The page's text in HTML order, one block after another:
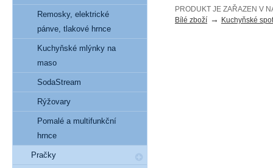
PRODUKT JE ZAŘAZEN V
Bílé zboží → Kuchyňské
Remosky, elektrické
pánve, tlakové hrnce
Kuchyňské mlýnky na
maso
SodaStream
Rýžovary
Pomalé a multifunkční
hrnce
Pračky